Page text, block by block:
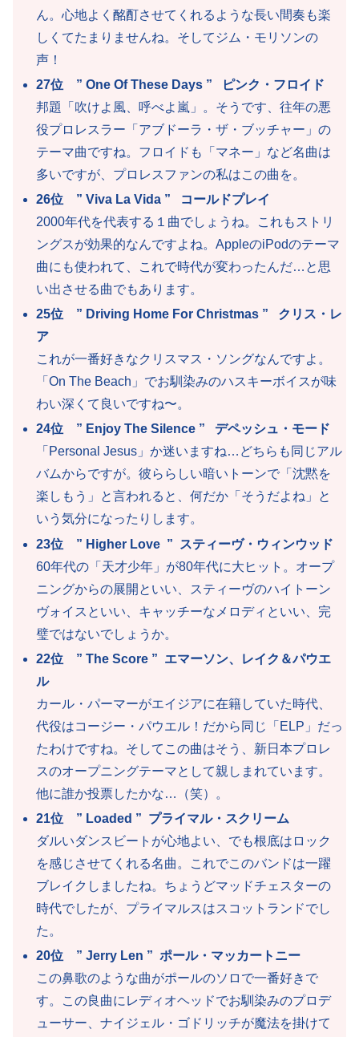
ん。心地よく酩酊させてくれるような長い間奏も楽
しくてたまりませんね。そしてジム・モリソンの
声！
27位 ” One Of These Days ” ピンク・フロイド
邦題「吹けよ風、呼べよ嵐」。そうです、往年の悪
役プロレスラー「アブドーラ・ザ・ブッチャー」の
テーマ曲ですね。フロイドも「マネー」など名曲は
多いですが、プロレスファンの私はこの曲を。
26位 ” Viva La Vida ” コールドプレイ
2000年代を代表する１曲でしょうね。これもストリ
ングスが効果的なんですよね。AppleのiPodのテーマ
曲にも使われて、これで時代が変わったんだ…と思
い出させる曲でもあります。
25位 ” Driving Home For Christmas ” クリス・レ
ア
これが一番好きなクリスマス・ソングなんですよ。
「On The Beach」でお馴染みのハスキーボイスが味
わい深くて良いですね〜。
24位 ” Enjoy The Silence ” デペッシュ・モード
「Personal Jesus」か迷いますね…どちらも同じアル
バムからですが。彼ららしい暗いトーンで「沈黙を
楽しもう」と言われると、何だか「そうだよね」と
いう気分になったりします。
23位 ” Higher Love ” スティーヴ・ウィンウッド
60年代の「天才少年」が80年代に大ヒット。オープ
ニングからの展開といい、スティーヴのハイトーン
ヴォイスといい、キャッチーなメロディといい、完
璧ではないでしょうか。
22位 ” The Score ” エマーソン、レイク＆パウエ
ル
カール・パーマーがエイジアに在籍していた時代、
代役はコージー・パウエル！だから同じ「ELP」だっ
たわけですね。そしてこの曲はそう、新日本プロレ
スのオープニングテーマとして親しまれています。
他に誰か投票したかな…（笑）。
21位 ” Loaded ” プライマル・スクリーム
ダルいダンスビートが心地よい、でも根底はロック
を感じさせてくれる名曲。これでこのバンドは一躍
ブレイクしましたね。ちょうどマッドチェスターの
時代でしたが、プライマルスはスコットランドでし
た。
20位 ” Jerry Len ” ポール・マッカートニー
この鼻歌のような曲がポールのソロで一番好きで
す。この良曲にレディオヘッドでお馴染みのプロデ
ューサー、ナイジェル・ゴドリッチが魔法を掛けて